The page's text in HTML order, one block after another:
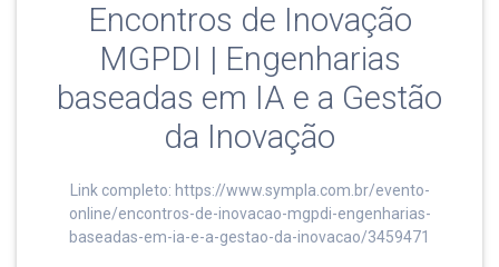
Encontros de Inovação
MGPDI | Engenharias
baseadas em IA e a Gestão
da Inovação
Link completo: https://www.sympla.com.br/evento-
online/encontros-de-inovacao-mgpdi-engenharias-
baseadas-em-ia-e-a-gestao-da-inovacao/3459471